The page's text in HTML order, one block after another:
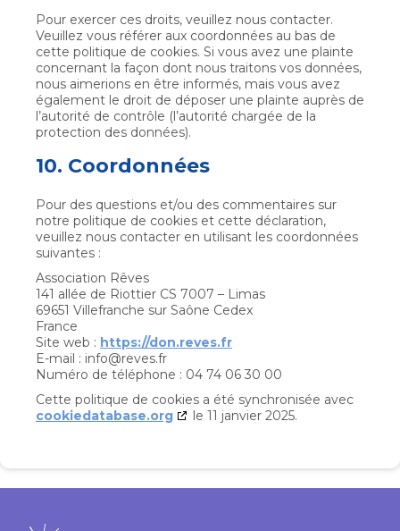
Pour exercer ces droits, veuillez nous contacter.
Veuillez vous référer aux coordonnées au bas de
cette politique de cookies. Si vous avez une plainte
concernant la façon dont nous traitons vos données,
nous aimerions en être informés, mais vous avez
également le droit de déposer une plainte auprès de
l’autorité de contrôle (l’autorité chargée de la
protection des données).
10. Coordonnées
Pour des questions et/ou des commentaires sur
notre politique de cookies et cette déclaration,
veuillez nous contacter en utilisant les coordonnées
suivantes :
Association Rêves
141 allée de Riottier CS 7007 – Limas
69651 Villefranche sur Saône Cedex
France
Site web : https://don.reves.fr
E-mail : info@reves.fr
Numéro de téléphone : 04 74 06 30 00
Cette politique de cookies a été synchronisée avec
cookiedatabase.org
le 11 janvier 2025.